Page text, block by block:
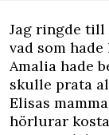
Jag ringde till
vad som
Amalia hade
skulle prata
Elisas
hörlurar